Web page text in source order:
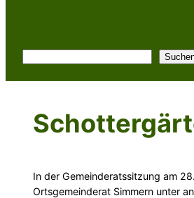
In der Gemeinderatssitzung am
Ortsgemeinderat Simmern unter